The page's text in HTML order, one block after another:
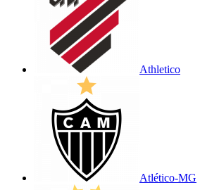
Athletico
Atlético-MG